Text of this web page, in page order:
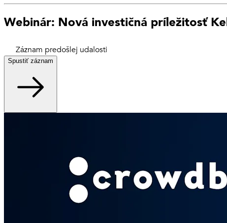
Webinár: Nová investičná príležitosť
Záznam predošlej udalosti
Spustiť záznam